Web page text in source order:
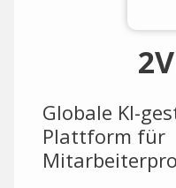
Globale KI-
Plattform für